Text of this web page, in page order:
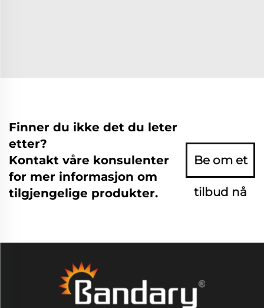
Finner du ikke det du leter
etter?
Kontakt våre konsulenter
for mer informasjon om
tilgjengelige produkter.
Be om et
tilbud nå